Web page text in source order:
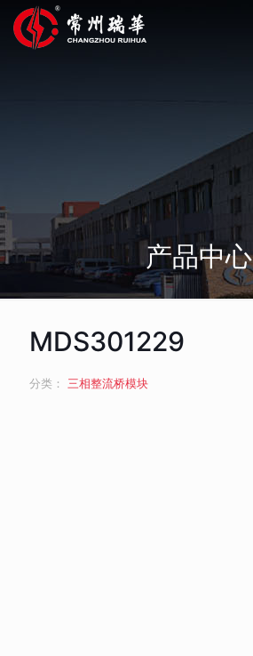
产品中心
MDS301229
分类： 三相整流桥模块